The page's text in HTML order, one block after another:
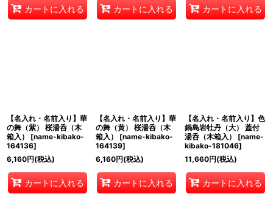
カートに入れる カートに入れる カートに入れる
【名入れ・名前入り】華
の舞（紫） 桜湯呑（木
箱入）
[name-kibako-
164136]
6,160円(税込)
カートに入れる
【名入れ・名前入り】華
の舞（黄） 桜湯呑（木
箱入）
[name-kibako-
164139]
6,160円(税込)
カートに入れる
【名入れ・名前入り】色
鍋島岩牡丹（大） 蓋付
湯呑（木箱入）
[name-
kibako-181046]
11,660円(税込)
カートに入れる